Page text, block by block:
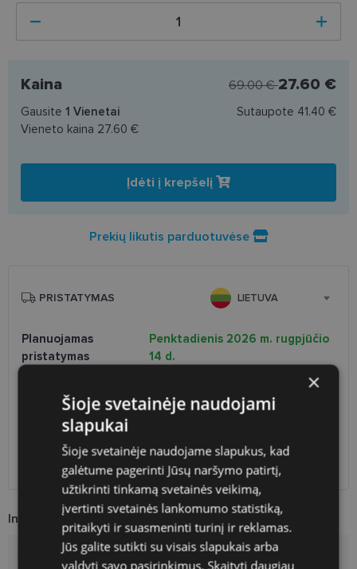
Informacija apie prekę
Prekės ženklas DIVERSO
Kaina 69.00 €27.60 €
Gausite 1 Vienetai
Vieneto kaina 27.60 €
Sutaupote 41.40 €
Įdėti į krepšelį
Prekių likutis parduotuvėse
PRISTATYMAS LIETUVA
Planuojamas
pristatymas
Penktadienis 2026 m. rugpjūčio
14 d.
Nemokamai
Venipak paštomatai
LP Express paštomatai
DPD paštomatai
Omniva paštomatai
DPD kurjeris
×
Šioje svetainėje naudojami
slapukai
Šioje svetainėje naudojame slapukus, kad
galėtume pagerinti Jūsų naršymo patirtį,
užtikrinti tinkamą svetainės veikimą,
įvertinti svetainės lankomumo statistiką,
pritaikyti ir suasmeninti turinį ir reklamas.
Jūs galite sutikti su visais slapukais arba
valdyti savo pasirinkimus. Skaityti daugiau